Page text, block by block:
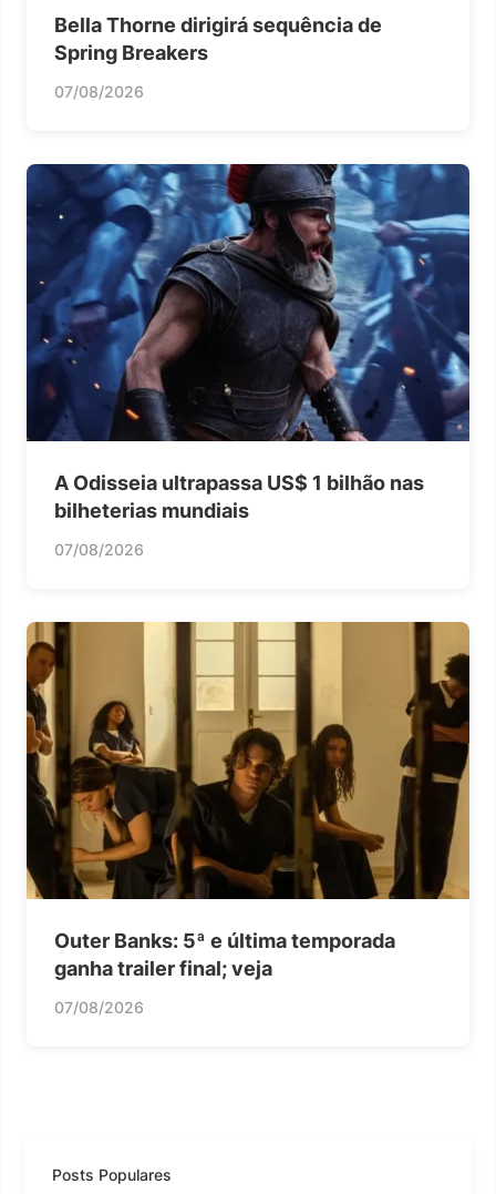
Bella Thorne dirigirá sequência de
Spring Breakers
07/08/2026
A Odisseia ultrapassa US$ 1 bilhão nas
bilheterias mundiais
07/08/2026
Outer Banks: 5ª e última temporada
ganha trailer final; veja
07/08/2026
Posts Populares